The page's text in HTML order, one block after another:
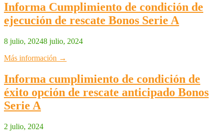
Informa Cumplimiento de condición de
ejecución de rescate Bonos Serie A
8 julio, 20248 julio, 2024
Más información →
Informa cumplimiento de condición de
éxito opción de rescate anticipado Bonos
Serie A
2 julio, 2024